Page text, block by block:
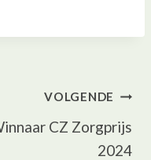
VOLGENDE
CZ Zorgprijs
2024